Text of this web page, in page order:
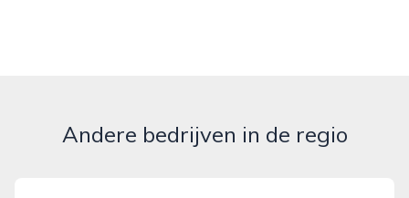
Andere bedrijven in de regio